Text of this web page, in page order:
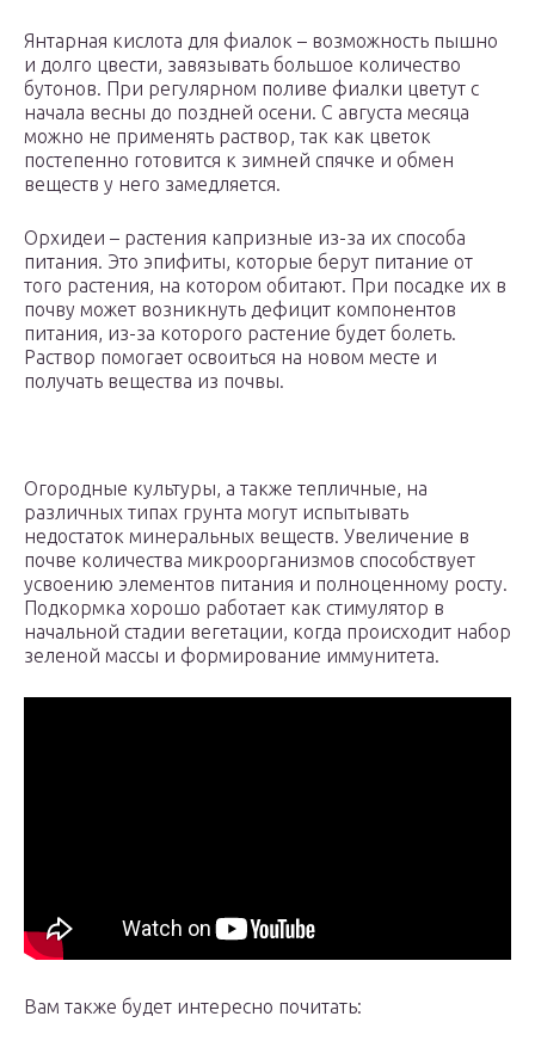
Янтарная кислота для фиалок – возможность пышно
и долго цвести, завязывать большое количество
бутонов. При регулярном поливе фиалки цветут с
начала весны до поздней осени. С августа месяца
можно не применять раствор, так как цветок
постепенно готовится к зимней спячке и обмен
веществ у него замедляется.
Орхидеи – растения капризные из-за их способа
питания. Это эпифиты, которые берут питание от
того растения, на котором обитают. При посадке их в
почву может возникнуть дефицит компонентов
питания, из-за которого растение будет болеть.
Раствор помогает освоиться на новом месте и
получать вещества из почвы.
Огородные культуры, а также тепличные, на
различных типах грунта могут испытывать
недостаток минеральных веществ. Увеличение в
почве количества микроорганизмов способствует
усвоению элементов питания и полноценному росту.
Подкормка хорошо работает как стимулятор в
начальной стадии вегетации, когда происходит набор
зеленой массы и формирование иммунитета.
Вам также будет интересно почитать: